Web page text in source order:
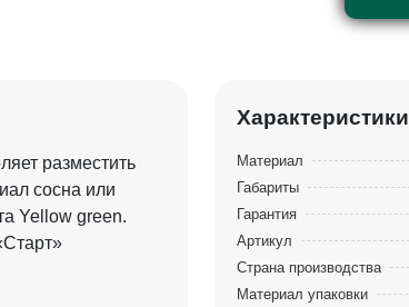
разместить
сосна или
Yellow green.
Характеристики
Материал
Габариты
Гарантия
Артикул
Страна производства
Материал упаковки